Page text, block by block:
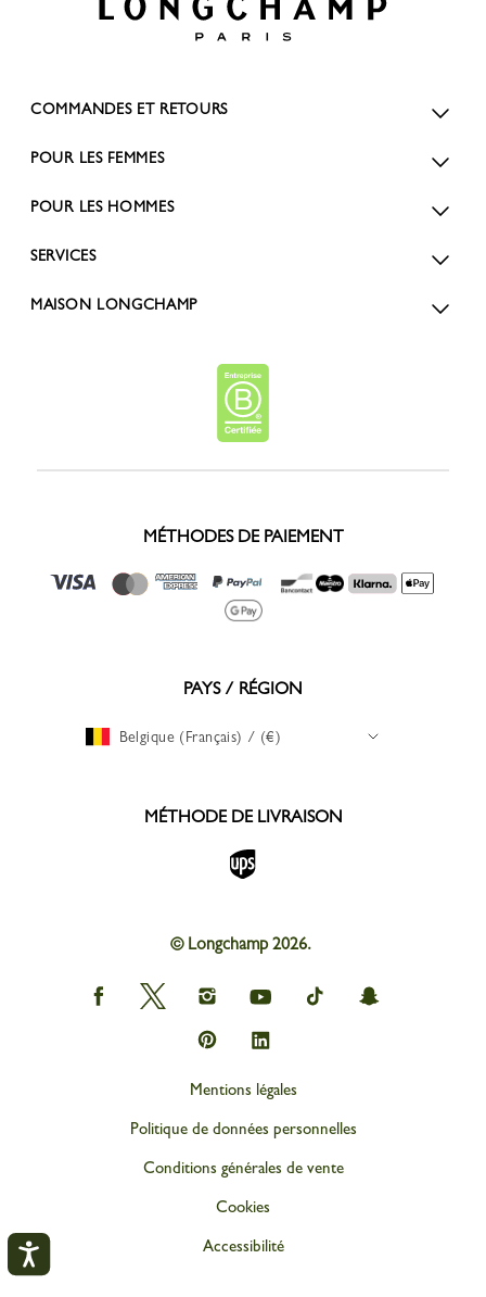
COMMANDES ET RETOURS
POUR LES FEMMES
POUR LES HOMMES
SERVICES
MAISON LONGCHAMP
MÉTHODES DE PAIEMENT
PAYS / RÉGION
Belgique (Français) / (€)
MÉTHODE DE LIVRAISON
© Longchamp 2026.
Longchamp
on
Longchamp
on
Longchamp
on
Instagram
Longchamp
on
youtube
Longchamp
on
Longchamp
on
Longchamp
on
Longchamp
on
Mentions légales
Politique de données personnelles
Conditions générales de vente
Cookies
Accessibilité